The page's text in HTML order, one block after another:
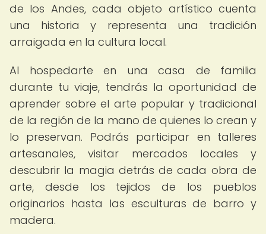
de los Andes, cada objeto artístico cuenta
una historia y representa una tradición
arraigada en la cultura local.
Al hospedarte en una casa de familia
durante tu viaje, tendrás la oportunidad de
aprender sobre el arte popular y tradicional
de la región de la mano de quienes lo crean y
lo preservan. Podrás participar en talleres
artesanales, visitar mercados locales y
descubrir la magia detrás de cada obra de
arte, desde los tejidos de los pueblos
originarios hasta las esculturas de barro y
madera.